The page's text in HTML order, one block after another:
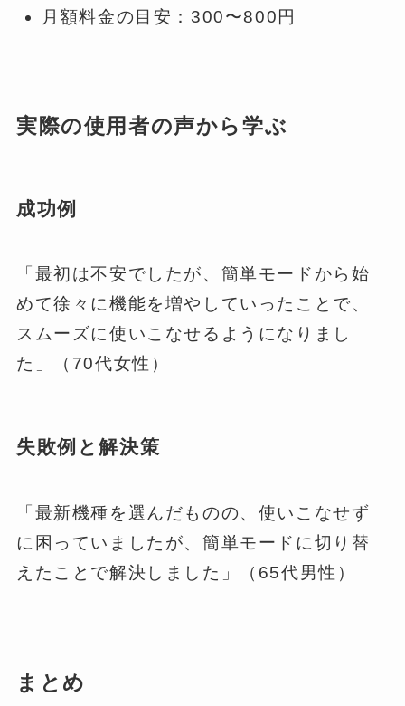
月額料金の目安：300〜800円
実際の使用者の声から学ぶ
成功例
「最初は不安でしたが、簡単モードから始
めて徐々に機能を増やしていったことで、
スムーズに使いこなせるようになりまし
た」（70代女性）
失敗例と解決策
「最新機種を選んだものの、使いこなせず
に困っていましたが、簡単モードに切り替
えたことで解決しました」（65代男性）
まとめ